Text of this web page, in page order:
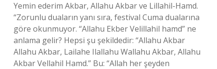
Yemin ederim Akbar, Allahu Akbar ve Lillahil-Hamd.
“Zorunlu duaların yanı sıra, festival Cuma dualarına
göre okunmuyor. “Allahu Ekber Velillahil hamd” ne
anlama gelir? Hepsi şu şekildedir: “Allahu Akbar
Allahu Akbar, Lailahe Ilallahu Wallahu Akbar, Allahu
Akbar Vellahil Hamd.” Bu: “Allah her şeyden